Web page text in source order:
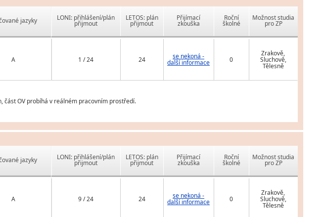
jazyky
A
LONI: přihlášení/plán
přijmout
LETOS: plán
přijmout
Přijímací
zkouška
Roční
školné
Možnost studia
pro ZP
1 / 24 24 se nekoná -
další informace 0
Zrakově,
Sluchově,
Tělesně
část OV probíhá v reálném pracovním prostředí.
jazyky
A
LONI: přihlášení/plán
přijmout
LETOS: plán
přijmout
Přijímací
zkouška
Roční
školné
Možnost studia
pro ZP
9 / 24 24 se nekoná -
další informace 0
Zrakově,
Sluchově,
Tělesně